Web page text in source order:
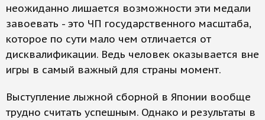
неожиданно лишается возможности эти медали
завоевать - это ЧП государственного масштаба,
которое по сути мало чем отличается от
дисквалификации. Ведь человек оказывается вне
игры в самый важный для страны момент.
Выступление лыжной сборной в Японии вообще
трудно считать успешным. Однако и результаты в